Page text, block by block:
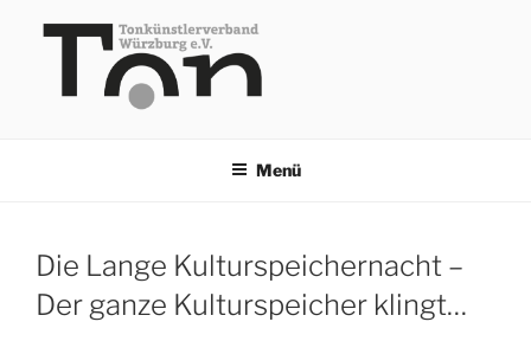
Inhalt
Menü
Die Lange Kulturspeichernacht –
Der ganze Kulturspeicher klingt…